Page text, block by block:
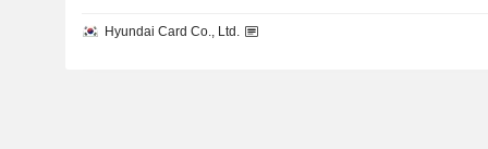
Hyundai Card Co., Ltd.